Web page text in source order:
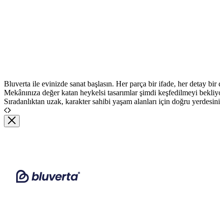
Bluverta ile evinizde sanat başlasın. Her parça bir ifade, her detay bir
Mekânınıza değer katan heykelsi tasarımlar şimdi keşfedilmeyi
Sıradanlıktan uzak, karakter sahibi yaşam alanları için doğru